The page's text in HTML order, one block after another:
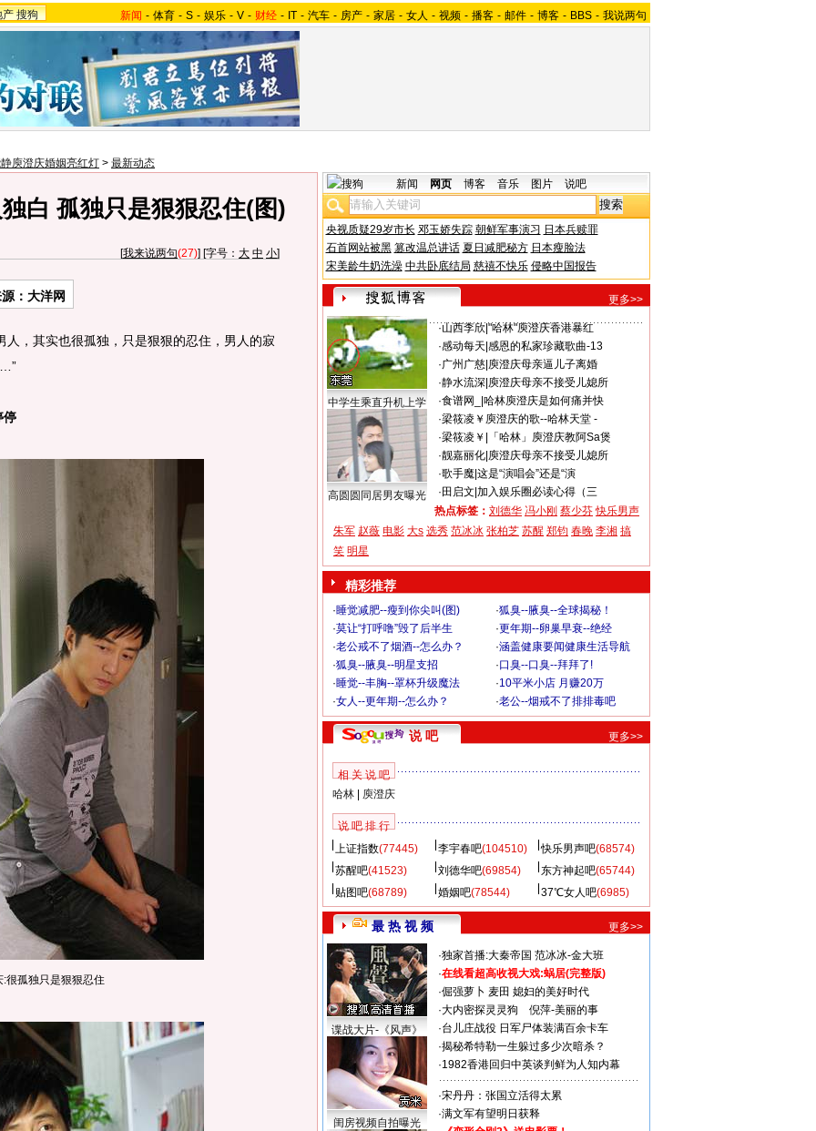
产 搜狗 新闻 - 体育 - S - 娱乐 - V - 财经 - IT - 汽车 - 房产 - 家居 - 女人 - 视频 - 播客 - 邮件 - 博客 - BBS - 我说两句
庾澄庆婚姻亮红灯 > 最新动态
白 孤独只是狠狠忍住(图)
[我来说两句(27)] [字号： 大 中 小]
：大洋网
其实也很孤独，只是狠狠的忍住，男人的寂
停
:很孤独只是狠狠忍住
新闻 网页 博客 音乐 图片 说吧
央视质疑29岁市长 邓玉娇失踪 朝鲜军事演习 日本兵赎罪
石首网站被黑 篡改温总讲话 夏日减肥秘方 日本瘦脸法
宋美龄牛奶洗澡 中共卧底结局 慈禧不快乐 侵略中国报告
更多>>
中学生乘直升机上学
高圆圆同居男友曝光
·山西李欣 "哈林"庾澄庆香港暴红
·感动每天 感恩的私家珍藏歌曲-13
·广州广慈| 庾澄庆母亲逼儿子离婚
·静水流深| 庾澄庆母亲不接受儿媳所
·食谱网_
哈林庾澄庆是如何痛并快
·梁筱凌￥ 庾澄庆的歌--哈林天堂 -
·梁筱凌￥
「哈林」庾澄庆教阿Sa煲
·靓嘉丽化| 庾澄庆母亲不接受儿媳所
·歌手魔| 这是“演唱会”还是“演
· 田启文 加入娱乐圈必读心得（三
热点标签： 刘德华 冯小刚 蔡少芬 快乐男声
朱军 赵薇 电影 大s 选秀 范冰冰 张柏芝 苏醒 郑钧 春晚 李湘 搞
笑 明星
精彩推荐
·睡觉减肥--瘦到你尖叫(图) ·狐臭--腋臭--全球揭秘！
·莫让“打呼噜”毁了后半生 ·更年期--卵巢早衰--绝经
·老公戒不了烟酒--怎么办？ ·涵盖健康要闻健康生活导航
·狐臭--腋臭--明星支招 ·口臭--口臭--拜拜了!
·睡觉--丰胸--罩杯升级魔法 ·10平米小店 月赚20万
·女人--更年期--怎么办？ ·老公--烟戒不了排排毒吧
说 吧 更多>>
相 关 说 吧
哈林| 庾澄庆
说 吧 排 行
上证指数(77445) 李宇春吧(104510) 快乐男声吧(68574)
苏醒吧(41523) 刘德华吧(69854) 东方神起吧(65744)
贴图吧(68789) 婚姻吧(78544) 37℃女人吧(6985)
最 热 视 频 更多>>
谍战大片-《风声》
闺房视频自拍曝光
·独家首播:大秦帝国 范冰冰-金大班
·在线看超高收视大戏:蜗居(完整版)
·倔强萝卜 麦田 媳妇的美好时代
·大内密探灵灵狗
倪萍-美丽的事
·台儿庄战役 日军尸体装满百余卡车
·揭秘希特勒一生躲过多少次暗杀？
·1982香港回归中英谈判鲜为人知内幕
·宋丹丹：张国立活得太累
·满文军有望明日获释